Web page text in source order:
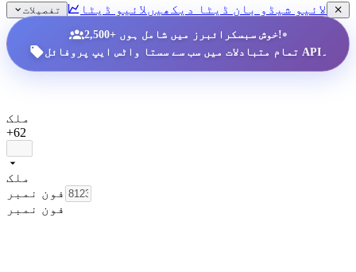
تفصیلات
لائیو شیڈو بان ڈیٹا دیکھیں لائیو ڈیٹا
2,500+ خوش سبسکرائبرز میں شامل ہوں!•
تمام متبادلات میں سب سے سستا واٹس ایپ پروفائل API۔
ملک
+62
ملک
فون نمبر
فون نمبر